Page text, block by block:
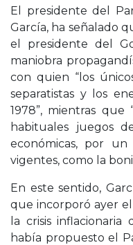
El presidente del
García, ha señalado
el presidente del
maniobra
con quien “los
separatistas y los
1978”, mientras que
habituales juegos
económicas, por
vigentes, como la
En este sentido,
que incorporó ayer
la crisis
había propuesto el